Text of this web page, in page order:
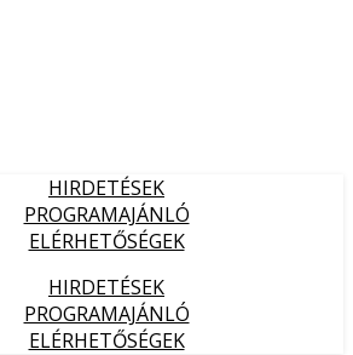
HIRDETÉSEK
PROGRAMAJÁNLÓ
ELÉRHETŐSÉGEK
HIRDETÉSEK
PROGRAMAJÁNLÓ
ELÉRHETŐSÉGEK